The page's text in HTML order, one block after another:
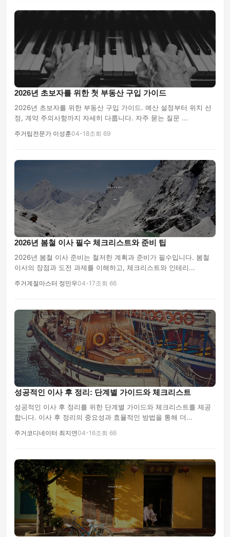
2026년 초보자를 위한 첫 부동산 구입 가이드
2026년 초보자를 위한 부동산 구입 가이드. 예산 설정부터 위치 선
정, 계약 주의사항까지 자세히 다룹니다. 자주 묻는 질문 ...
주거팁전문가 이성훈04-18조회 69
2026년 봄철 이사 필수 체크리스트와 준비 팁
2026년 봄철 이사 준비는 철저한 계획과 준비가 필수입니다. 봄철
이사의 장점과 도전 과제를 이해하고, 체크리스트와 인테리...
주거계절마스터 정민우04-17조회 66
성공적인 이사 후 정리: 단계별 가이드와 체크리스트
성공적인 이사 후 정리를 위한 단계별 가이드와 체크리스트를 제공
합니다. 이사 후 정리의 중요성과 효율적인 방법을 통해 더...
주거코디네이터 최지연04-16조회 66